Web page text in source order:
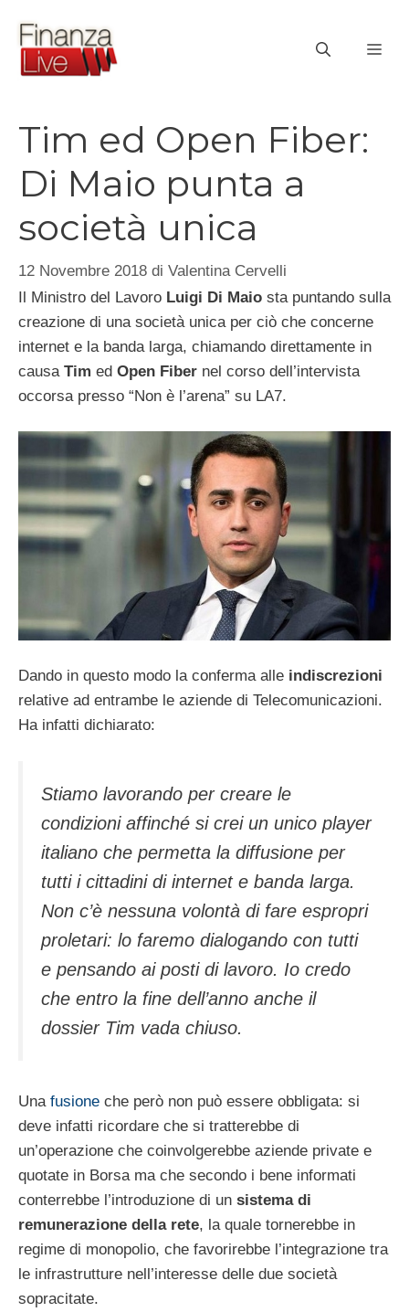
contenuto
Tim ed Open Fiber:
Di Maio punta a
società unica
12 Novembre 2018 di Valentina Cervelli
Il Ministro del Lavoro Luigi Di Maio sta puntando sulla
creazione di una società unica per ciò che concerne
internet e la banda larga, chiamando direttamente in
causaTim ed Open Fiber nel corso dell’intervista
occorsa presso “Non è l’arena” su LA7.
Dando in questo modo la conferma alle indiscrezioni
relative ad entrambe le aziende di Telecomunicazioni.
Ha infatti dichiarato:
Stiamo lavorando per creare le
condizioni affinché si crei un unico player
italiano che permetta la diffusione per
tutti i cittadini di internet e banda larga.
Non c’è nessuna volontà di fare espropri
proletari: lo faremo dialogando con tutti
e pensando ai posti di lavoro. Io credo
che entro la fine dell’anno anche il
dossier Tim vada chiuso.
Una fusione che però non può essere obbligata: si
deve infatti ricordare che si tratterebbe di
un’operazione che coinvolgerebbe aziende private e
quotate in Borsa ma che secondo i bene informati
conterrebbe l’introduzione di un sistema di
remunerazione della rete, la quale tornerebbe in
regime di monopolio, che favorirebbe l’integrazione tra
le infrastrutture nell’interesse delle due società
sopracitate.